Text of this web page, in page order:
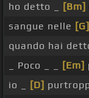
ho detto _
[Bm]
sangue nelle [G]
quando hai
_ Poco _ _
[Em]
io _
[D]